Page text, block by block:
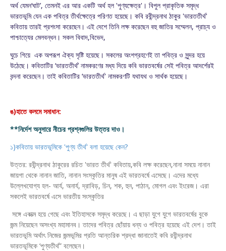
অর্থ যেমন‘ঘাট’, তেমনই এর আর একটি অর্থ হল 'পুণ্যক্ষেত্র'। বিপুল প্রাকৃতিক সমৃদ্ধ
ভারতভূমি যেন এক পবিত্র তীর্থক্ষেত্রে পরিণত হয়েছে। কবি রবীন্দ্রনাথ ঠাকুর 'ভারততীর্থ'
কবিতায় তারই প্রশংসা করেছেন। এই দেশে তিনি লক্ষ করেছেন বহু জাতির সম্মেলন, প্রাচ্য ও
পাশ্চাত্যের মেলবন্ধন। সকল বিবাদ,বিভেদ,
ঘুচে গিয়ে এক অপরূপ ঐক্য সৃষ্টি হয়েছে। সকলের অংশগ্রহণেই তা পবিত্র ও সুন্দর হয়ে
উঠেছে। কবিতাটির ‘ভারততীর্থ’ নামকরণের মধ্য দিয়ে কবি ভারতবর্ষের সেই পবিত্র আদর্শেরই
বন্দনা করেছেন। তাই কবিতাটির ‘ভারততীর্থ' নামকরণটি যথাযথ ও সার্থক হয়েছে।
ঙ)হাতে কলমে সমাধান:
**নির্দেশ অনুসারে নীচের প্রশ্নগুলির উত্তর দাও।
১)কবিতায় ভারতভূমিকে 'পুণ্য তীর্থ' বলা হয়েছে কেন?
উত্তর: রবীন্দ্রনাথ ঠাকুরের রচিত 'ভারত তীর্থ' কবিতায়,কবি লক্ষ করেছেন,নানা সময়ে নানান
জায়গা থেকে নানান জাতি, নানান সংস্কৃতির মানুষ এই ভারতবর্ষে এসেছে। এদের মধ্যে
উল্লেখযোগ্য হল- আর্য, অনার্য, দ্রাবিড়, চিন, শক, হুন, পাঠান, মোগল এবং ইংরেজ। এরা
সকলেই ভারতবর্ষে এসে ভারতীয় সংস্কৃতির
সঙ্গে একাত্ম হয়ে গেছে এবং ইতিহাসকে সমৃদ্ধ করেছে। এ ছাড়া যুগে যুগে ভারতবর্ষের বুকে
জন্ম নিয়েছেন অসংখ্য মহামানব। তাদের পবিত্র ছোঁয়ায় ধন্য ও পবিত্র হয়েছে এই দেশ। তাই
ভারতভূমি অর্থাৎ নিজের জন্মভূমির প্রতি আন্তরিক শ্রদ্ধা জানাতেই কবি রবীন্দ্রনাথ
ভারতভূমিকে ‘পুণ্যতীর্থ” বলেছেন।